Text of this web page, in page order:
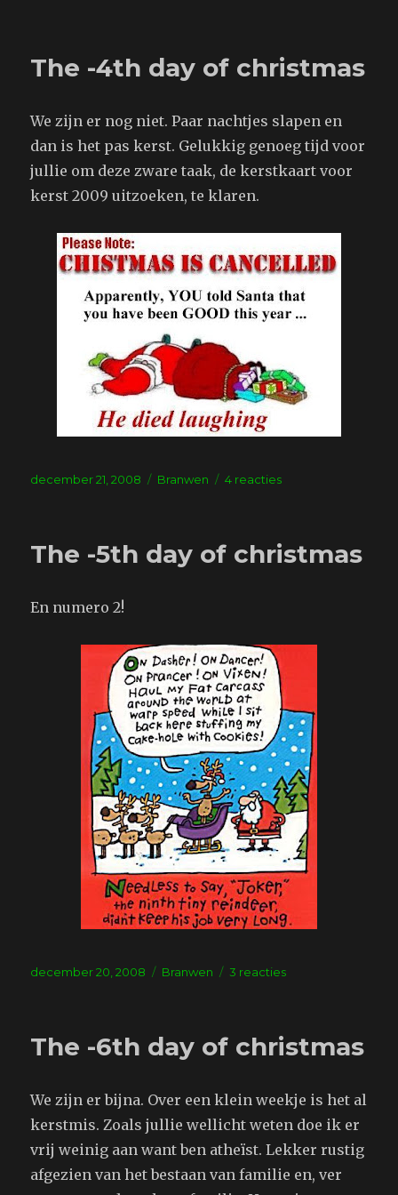
of
The -4th day of christmas
We zijn er nog niet. Paar nachtjes slapen en
dan is het pas kerst. Gelukkig genoeg tijd voor
jullie om deze zware taak, de kerstkaart voor
kerst 2009 uitzoeken, te klaren.
Geplaatst
december 21, 2008 Tags
Branwen 4 reactiesop
of
The -5th day of christmas
En numero 2!
Geplaatst
december 20, 2008 Tags
Branwen 3 reactiesop
of
The -6th day of christmas
We zijn er bijna. Over een klein weekje is het al
kerstmis. Zoals jullie wellicht weten doe ik er
vrij weinig aan want ben atheïst. Lekker rustig
afgezien van het bestaan van familie en, ver